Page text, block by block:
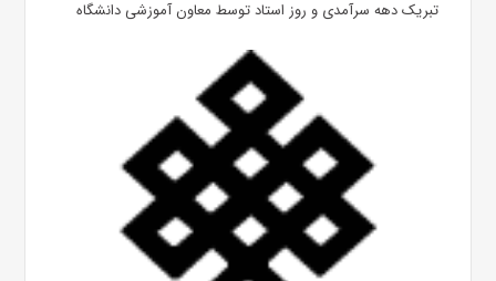
تبریک دهه سرآمدی و روز استاد توسط معاون آموزشی دانشگاه